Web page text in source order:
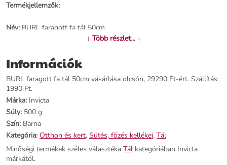
Termékjellemzők:
Név: BURL faragott fa tál 50cm
Tömeg:500 g
Szín:Barna
Szállítási díj:
Előnyök:
Kézzel Megmunkált:
Minőségi, kézzel faragott tál, amely kiemeli a
natúr, absztrakt formavilágot.
Tökéletes Tárolás:Ideális választás az élelmiszerek vagy dekorációs
tárgyak tárolására.
↓ Több részlet... ↓
Információk
BURL faragott fa tál 50cm vásárlása olcsón, 29290 Ft-ért. Szállítás:
1990 Ft.
Márka: Invicta
Súly: 500 g
Szín: Barna
Kategória: Otthon és kert, Sütés, fõzés kellékei, Tál
Minőségi termékek széles választéka Tál kategóriában Invicta
márkától.